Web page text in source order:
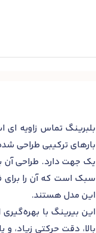
این مدل هستند.
این بیرینگ با